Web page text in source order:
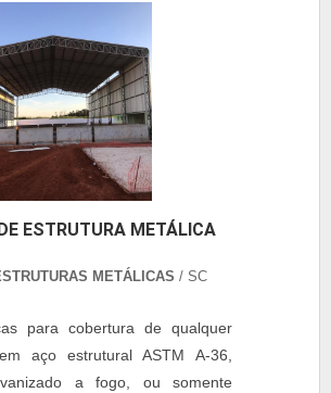
ESTRUTURA METÁLICA
METÁLICAS / SC
para cobertura de qualquer
aço estrutural ASTM A-36,
a fogo, ou somente